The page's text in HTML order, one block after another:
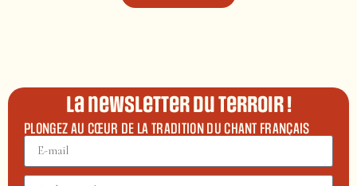
La newsletter du terroir !
PLONGEZ AU CŒUR DE LA TRADITION DU CHANT FRANÇAIS